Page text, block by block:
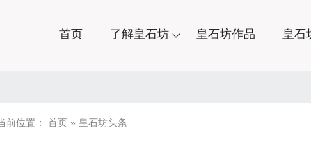
首页 了解皇石坊 皇石坊作品 皇石
前位置： 首页 » 皇石坊头条